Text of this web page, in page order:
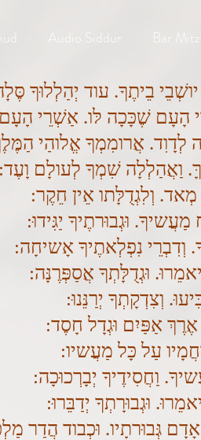
Audio Siddur Bar
בֵיתֶךָ. עוד יְהַלְלוּךָ
הָעָם שֶׁכָּכָה לּו. אַשְׁרֵי
לְדָוִד. אֲרומִמְךָ אֱלוהַי
וַאֲהַלְלָה שִׁמְךָ לְעולָם וָעֶד:
וְלִגְדֻלָּתו אֵין חֵקֶר:
וּגְבוּרתֶיךָ יַגִּידוּ:
וְדִבְרֵי נִפְלְאתֶיךָ אָשיחָה:
יאמֵרוּ. וּגְדֻלָּתְךָ אֲסַפְּרֶנָּה:
וְצִדְקָתְךָ יְרַנֵּנוּ:
אֶרֶךְ אַפַּיִם וּגְדָל חָסֶד:
עַל כָּל מַעֲשיו:
וַחֲסִידֶיךָ יְבָרְכוּכָה:
וּגְבוּרָתְךָ יְדַבֵּרוּ:
גְּבוּרתָיו. וּכְבוד הֲדַר